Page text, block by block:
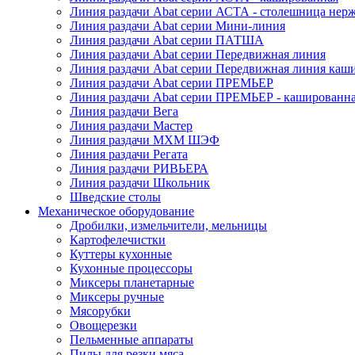
Линия раздачи Abat серии АСТА - столешница
Линия раздачи Abat серии Мини-линия
Линия раздачи Abat серии ПАТША
Линия раздачи Abat серии Передвижная линия
Линия раздачи Abat серии Передвижная линия
Линия раздачи Abat серии ПРЕМЬЕР
Линия раздачи Abat серии ПРЕМЬЕР -
Линия раздачи Вега
Линия раздачи Мастер
Линия раздачи МХМ ШЭФ
Линия раздачи Регата
Линия раздачи РИВЬЕРА
Линия раздачи Школьник
Шведские столы
Механическое оборудование
Дробилки, измельчители, мельницы
Картофелечистки
Куттеры кухонные
Кухонные процессоры
Миксеры планетарные
Миксеры ручные
Мясорубки
Овощерезки
Пельменные аппараты